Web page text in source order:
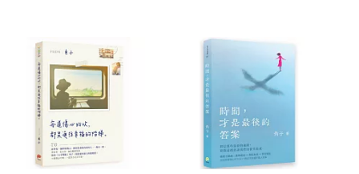
山下朋子(6) 市川るき(6)
春の日びより(6)
晴屋うまこ(6) 深崎暮人(6)
南開大學出版社(8) 原點(8)
沐燁文化(8) G-WALK(7)
グラフィック社(7)